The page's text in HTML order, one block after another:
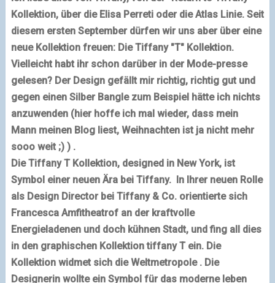
Kollektion, über die ElisaPerreti oder die Atlas Linie. Seit
diesem ersten September dürfen wir uns aber über eine
neue Kollektion freuen: Die Tiffany "T" Kollektion.
Vielleicht habt ihr schon darüber in der Mode-presse
gelesen? Der Design gefällt mir richtig, richtig gut und
gegen einen Silber Bangle zum Beispiel hätte ich nichts
anzuwenden (hier hoffe ich mal wieder, dass mein
Mann meinen Blog liest, Weihnachten ist ja nicht mehr
sooo weit ;) ) .
Die Tiffany T Kollektion, designed in New York, ist
Symbol einer neuen Ära bei Tiffany. In Ihrer neuen Rolle
als Design Director bei Tiffany & Co. orientierte sich
Francesca Amfitheatrof an der kraftvolle
Energieladenen und doch kühnen Stadt, und fing all dies
in den graphischen Kollektion tiffany T ein. Die
Kollektion widmet sich die Weltmetropole . Die
Designerin wollte ein Symbol für das moderne leben